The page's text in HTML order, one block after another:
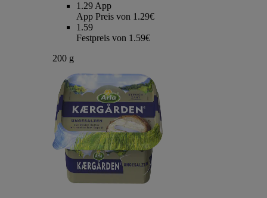
1.29 App
App Preis von 1.29€
1.59
Festpreis von 1.59€
200 g